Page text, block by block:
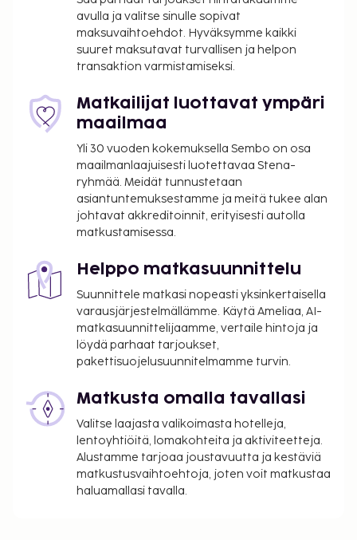
päivä, ja siihen sisältyy seuraavien tilojen käyttö:
sauna, poreallas ja kylpylä
Yllä oleva luettelo ei ehkä kata kaikkea. Maksut ja
saattavat muuttua.
Kansallisten määräysten vuoksi käteismaksut
eivät voi ylittää 1000 EUR:n suuruista summaa
tässä majoituspaikassa. Saat lisätietoja asiasta
ottamalla yhteyttä majoituspaikkaan
varausvahvistuksessa olevien tietojen avulla.
Hierontapalvelut ja kylpylähoidot tulee varata
etukäteen. Varauksen voi tehdä ottamalla
majoituspaikkaan yhteyttä ennen saapumista
soittamalla varausvahvistuksessa olevaan
numeroon.
25.12. yöpymisten kokonaishintaan sisältyy
pakollinen joulupäivän gaalaillallismaksu.
31.12. yöpymisten kokonaishintaan sisältyy
gaalaillallismaksu.
Vain sisäänkirjautuneet asiakkaat saavat
oleskella huoneissa.
Jotkin tilat eivät välttämättä ole esteettömiä.
Asiakkaat saavat lisätietoja ottamalla yhteyttä
majoituspaikkaan. Yhteystiedot löytyvät
avulla ja valitse sinulle sopivat
maksuvaihtoehdot. Hyväksymme kaikki
suuret maksutavat turvallisen ja helpon
transaktion varmistamiseksi.
Matkailijat luottavat ympäri
maailmaa
Yli 30 vuoden kokemuksella Sembo on osa
maailmanlaajuisesti luotettavaa Stena-
ryhmää. Meidät tunnustetaan
asiantuntemuksestamme ja meitä tukee alan
johtavat akkreditoinnit, erityisesti autolla
matkustamisessa.
Helppo matkasuunnittelu
Suunnittele matkasi nopeasti yksinkertaisella
varausjärjestelmällämme. Käytä Ameliaa, AI-
matkasuunnittelijaamme, vertaile hintoja ja
löydä parhaat tarjoukset,
pakettisuojelusuunnitelmamme turvin.
Matkusta omalla tavallasi
Valitse laajasta valikoimasta hotelleja,
lentoyhtiöitä, lomakohteita ja aktiviteetteja.
Alustamme tarjoaa joustavuutta ja kestäviä
matkustusvaihtoehtoja, joten voit matkustaa
haluamallasi tavalla.